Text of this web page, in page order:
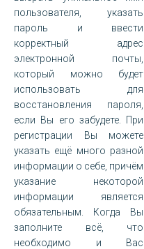
пользователя, указать
пароль и ввести
корректный адрес
электронной почты,
который можно будет
использовать для
восстановления пароля,
если Вы его забудете. При
регистрации Вы можете
указать ещё много разной
информации о себе, причём
указание некоторой
информации является
обязательным. Когда Вы
заполните всё, что
необходимо и Вас